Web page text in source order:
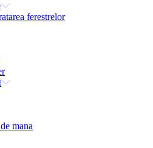
ferestrelor
mana